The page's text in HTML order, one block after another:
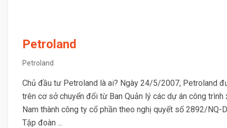
Petroland
Petroland
Chủ đầu tư Petroland là ai? Ngày 24/5/2007, Petroland
trên cơ sở chuyển đổi từ Ban Quản lý các dự án công trình
Nam thành công ty cổ phần theo nghị quyết số 2892/NQ-
Tập đoàn ...